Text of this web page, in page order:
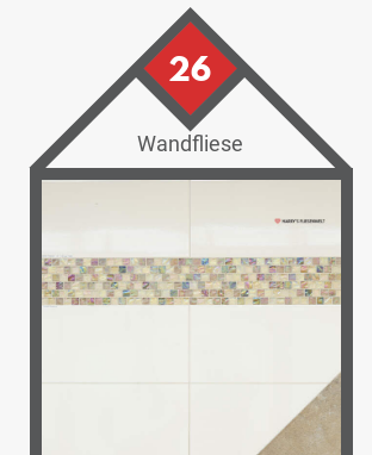
26
Wandfliese